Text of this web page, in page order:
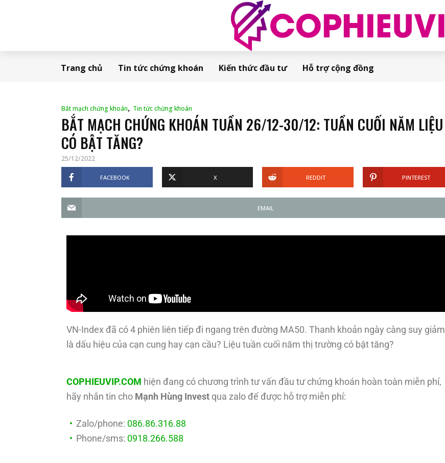
Trang chủ Tin tức chứng khoán Kiến thức đầu tư Hỗ trợ cộng đồng
Bắt mạch chứng khoán, Tin tức chứng khoán
BẮT MẠCH CHỨNG KHOÁN TUẦN 26/12-30/12: TUẦN CUỐI NĂM LIỆU
CÓ BẬT TĂNG?
25/12/2022
FACEBOOK X REDDIT PINTEREST
EMAIL
VN-Index đã có 4 phiên liên tiếp đi ngang trên đường MA50. Thanh khoản ngày càng suy giảm
là dấu hiệu của cạn cung hay cạn cầu? Liệu tuần cuối năm thị trường có bật tăng?
COPHIEUVIP.COM hiện đang có chương trình tư vấn đầu tư chứng khoán hoàn toàn miễn phí,
hãy nhắn tin cho Mạnh Hùng Invest qua zalo để được hỗ trợ miễn phí:
Zalo/phone: 086.86.316.88
Phone/sms: 0918.266.588